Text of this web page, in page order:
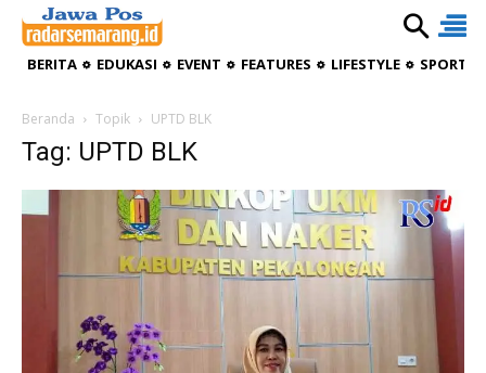
BERITA EDUKASI EVENT FEATURES LIFESTYLE
Beranda Topik UPTD BLK
Tag: UPTD BLK